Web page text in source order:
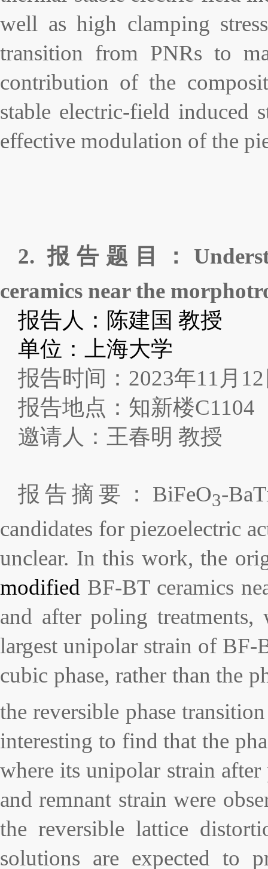
well as high clamping
transition from PNRs to
contribution of the
stable electric-field induced
effective modulation of the
2.报告题目：
ceramics near the
报告人：陈建国 教授
单位：上海大学
报告时间： 2023年11 月 12
报告地点：知新楼C1104
邀请人：王春明 教授
报告摘要： BiFeO3-
candidates for piezoelectric
unclear. In this work, the
modified BF-BT ceramics
and after poling
largest unipolar strain of BF-
cubic phase, rather than the
the reversible phase
interesting to find that the
where its unipolar strain
and remnant strain were
the reversible lattice
solutions are expected to